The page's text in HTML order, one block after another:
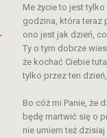
Me życie to jest tylko
godzina, która teraz
ono jest jak dzień,
Ty o tym dobrze
że kochać Ciebie
tylko przez ten
Bo cóż mi Panie, że
będę martwić się o
nie umiem też